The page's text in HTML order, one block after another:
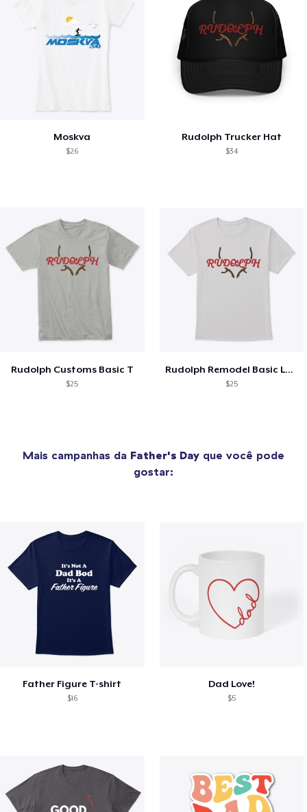
Moskva
$26
Rudolph Trucker Hat
$34
Rudolph Customs Basic T
$25
Rudolph Remodel Basic Logo
$25
Mais campanhas da Father's Day que você pode
gostar:
Father Figure T-shirt
$16
Dad Love!
$5